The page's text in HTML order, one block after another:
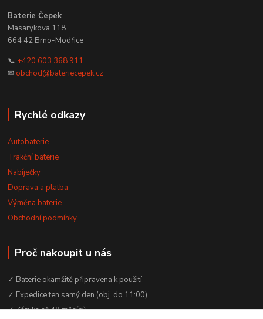
Baterie Čepek
Masarykova 118
664 42 Brno-Modřice
📞 +420 603 368 911
✉ obchod@bateriecepek.cz
Rychlé odkazy
Autobaterie
Trakční baterie
Nabíječky
Doprava a platba
Výměna baterie
Obchodní podmínky
Proč nakoupit u nás
✓ Baterie okamžitě připravena k použití
✓ Expedice ten samý den (obj. do 11:00)
✓ Záruka až 48 měsíců